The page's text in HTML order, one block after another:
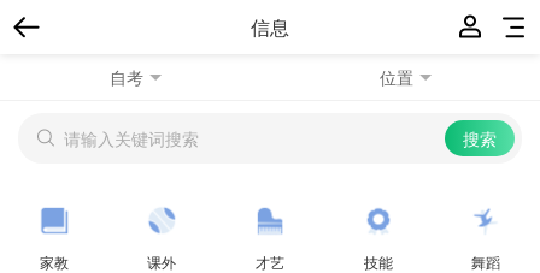
信息
自考 位置
家教 课外 才艺 技能 舞蹈